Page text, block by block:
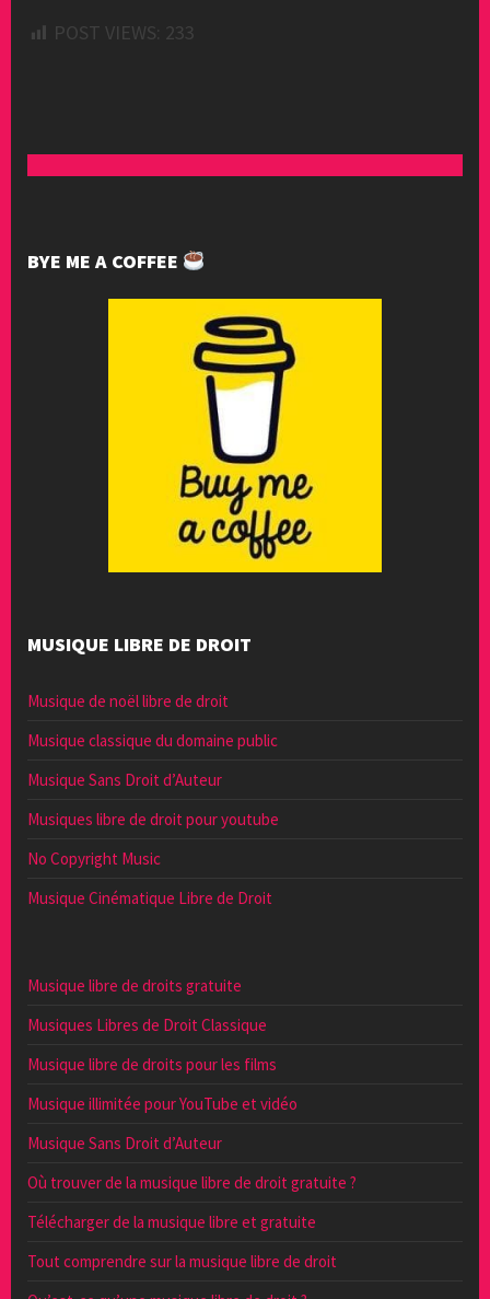
POST VIEWS: 233
BYE ME A COFFEE
MUSIQUE LIBRE DE DROIT
Musique de noël libre de droit
Musique classique du domaine public
Musique Sans Droit d’Auteur
Musiques libre de droit pour youtube
No Copyright Music
Musique Cinématique Libre de Droit
Musique libre de droits gratuite
Musiques Libres de Droit Classique
Musique libre de droits pour les films
Musique illimitée pour YouTube et vidéo
Musique Sans Droit d’Auteur
Où trouver de la musique libre de droit gratuite ?
Télécharger de la musique libre et gratuite
Tout comprendre sur la musique libre de droit